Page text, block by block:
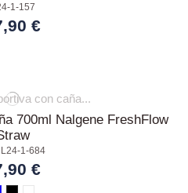
1-157
€
700ml Nalgene FreshFlow
1-684
€